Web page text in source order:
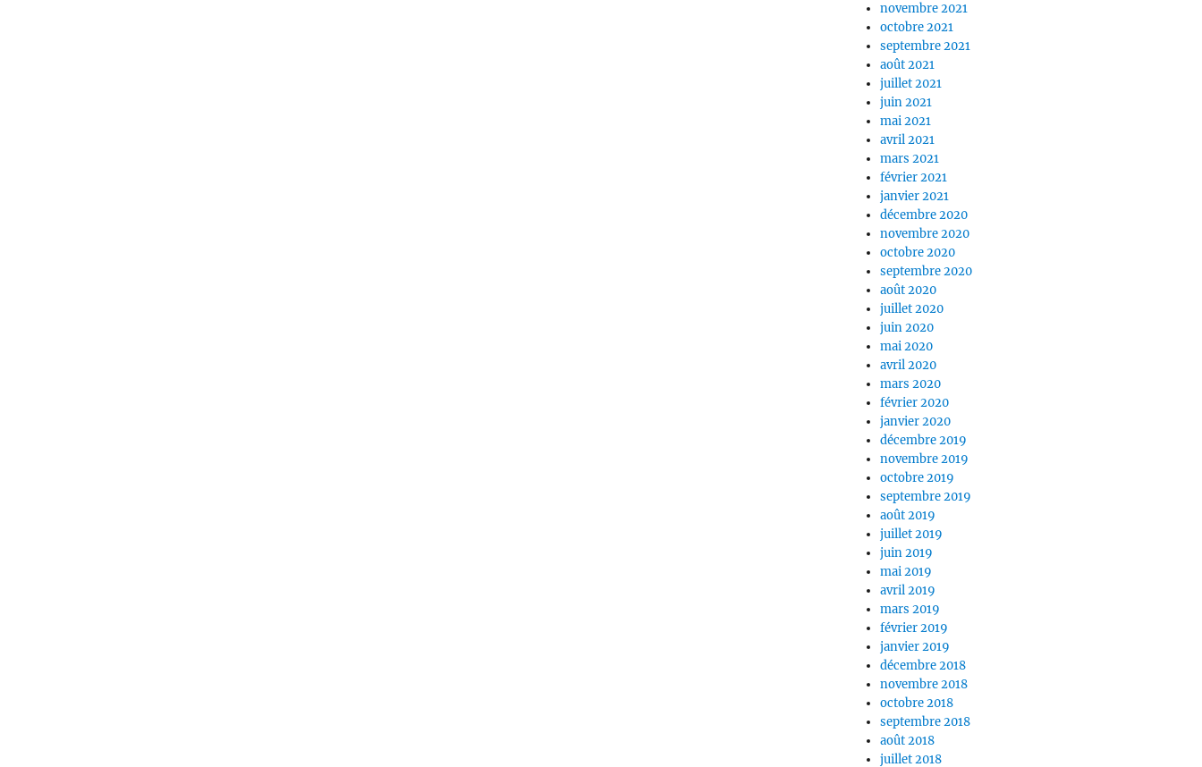
novembre 2021
octobre 2021
septembre 2021
août 2021
juillet 2021
juin 2021
mai 2021
avril 2021
mars 2021
février 2021
janvier 2021
décembre 2020
novembre 2020
octobre 2020
septembre 2020
août 2020
juillet 2020
juin 2020
mai 2020
avril 2020
mars 2020
février 2020
janvier 2020
décembre 2019
novembre 2019
octobre 2019
septembre 2019
août 2019
juillet 2019
juin 2019
mai 2019
avril 2019
mars 2019
février 2019
janvier 2019
décembre 2018
novembre 2018
octobre 2018
septembre 2018
août 2018
juillet 2018